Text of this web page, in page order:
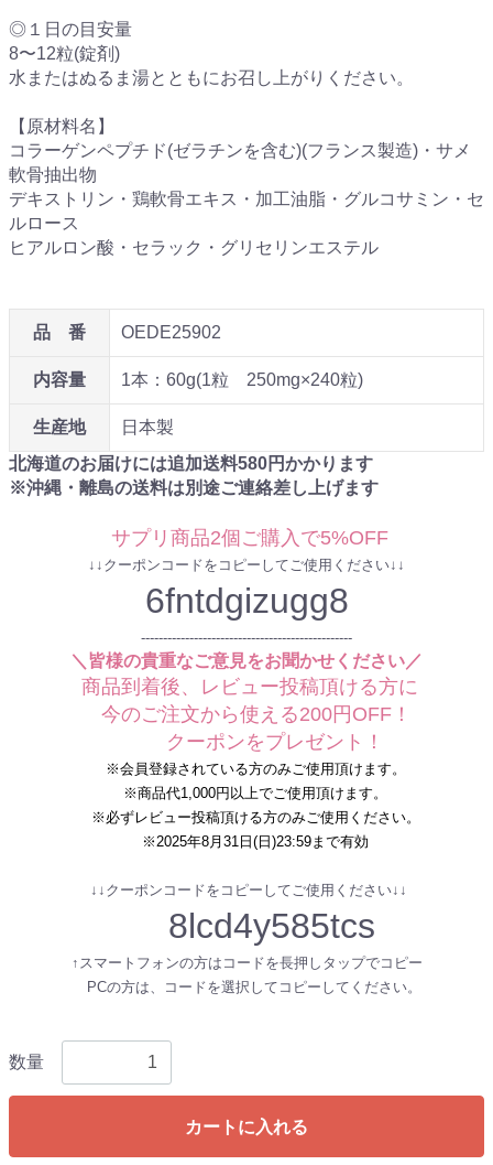
◎１日の目安量
8〜12粒(錠剤)
水またはぬるま湯とともにお召し上がりください。
【原材料名】
コラーゲンペプチド(ゼラチンを含む)(フランス製造)・サメ
軟骨抽出物
デキストリン・鶏軟骨エキス・加工油脂・グルコサミン・セ
ルロース
ヒアルロン酸・セラック・グリセリンエステル
品 番 OEDE25902
内容量 1本：60g(1粒 250mg×240粒)
生産地
日本製
北海道のお届けには追加送料580円かかります
※沖縄・離島の送料は別途ご連絡差し上げます
サプリ商品2個ご購入で5%OFF
↓↓クーポンコードをコピーしてご使用ください↓↓
6fntdgizugg8
------------------------------------------------
＼皆様の貴重なご意見をお聞かせください／
商品到着後、レビュー投稿頂ける方に
今のご注文から使える200円OFF！
クーポンをプレゼント！
※会員登録されている方のみご使用頂けます。
※商品代1,000円以上でご使用頂けます。
※必ずレビュー投稿頂ける方のみご使用ください。
※2025年8月31日(日)23:59まで有効
↓↓クーポンコードをコピーしてご使用ください↓↓
8lcd4y585tcs
↑スマートフォンの方はコードを長押しタップでコピー
PCの方は、コードを選択してコピーしてください。
数量
カートに入れる